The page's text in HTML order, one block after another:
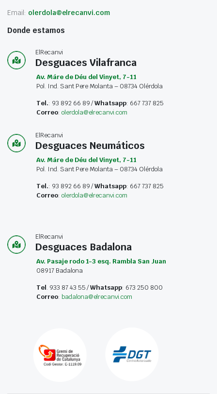
Email: olerdola@elrecanvi.com
Donde estamos
ElRecanvi
Desguaces Vilafranca
Av. Máre de Déu del Vinyet, 7-11
Pol. Ind. Sant Pere Molanta – 08734 Olérdola
Tel.: 93 892 66 89 /Whatsapp: 667 737 825
Correo: olerdola@elrecanvi.com
ElRecanvi
Desguaces Neumáticos
Av. Máre de Déu del Vinyet, 7-11
Pol. Ind. Sant Pere Molanta – 08734 Olérdola
Tel.: 93 892 66 89 /Whatsapp: 667 737 825
Correo: olerdola@elrecanvi.com
ElRecanvi
Desguaces Badalona
Av. Pasaje rodo 1-3 esq. Rambla San Juan
08917 Badalona
Tel. 933 87 43 55 /Whatsapp: 673 250 800
Correo: badalona@elrecanvi.com